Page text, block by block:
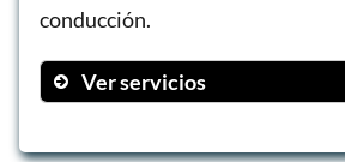
conducción.
Ver servicios
Curso tradicional: $380